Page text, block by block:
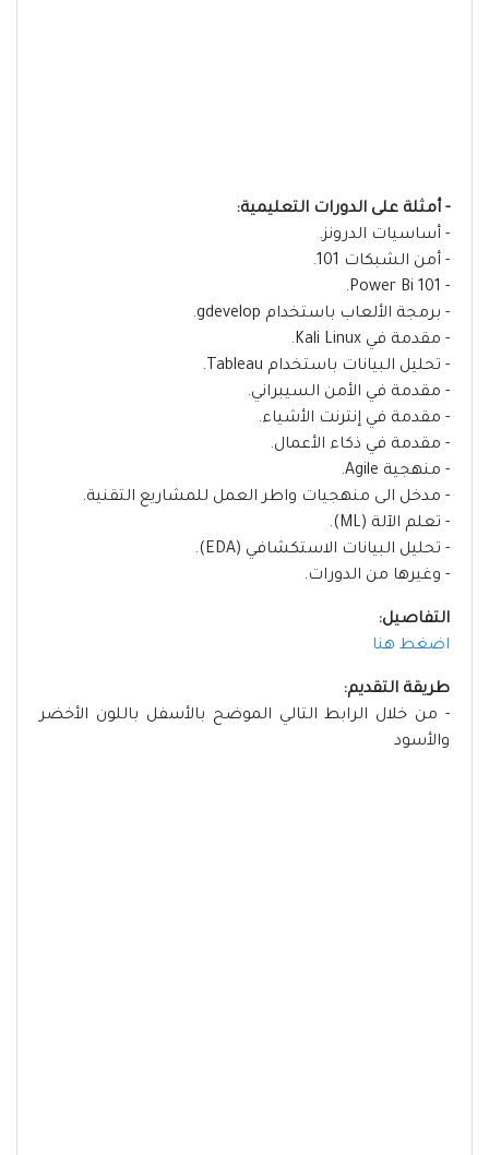
- أمثلة على الدورات التعليمية:
- أساسيات الدرونز.
- أمن الشبكات 101.
- Power Bi 101.
- برمجة الألعاب باستخدام gdevelop.
- مقدمة في Kali Linux.
- تحليل البيانات باستخدام Tableau.
- مقدمة في الأمن السيبراني.
- مقدمة في إنترنت الأشياء.
- مقدمة في ذكاء الأعمال.
- منهجية Agile.
- مدخل الى منهجيات واطر العمل للمشاريع التقنية.
- تعلم الآلة (ML).
- تحليل البيانات الاستكشافي (EDA).
- وغيرها من الدورات.
التفاصيل:
اضغط هنا
طريقة التقديم:
- من خلال الرابط التالي الموضح بالأسفل باللون الأخضر
والأسود